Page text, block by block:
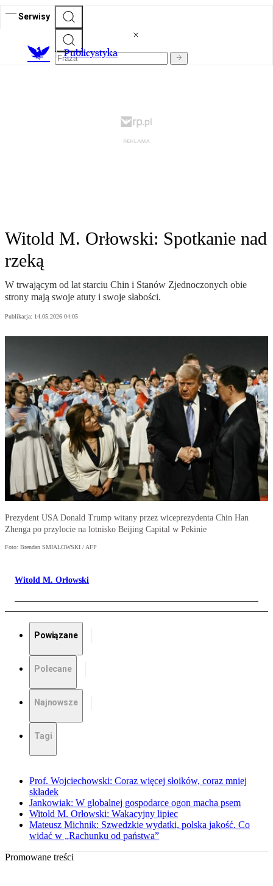
Serwisy
Publicystyka
Witold M. Orłowski: Spotkanie nad
rzeką
W trwającym od lat starciu Chin i Stanów Zjednoczonych obie
strony mają swoje atuty i swoje słabości.
Publikacja: 14.05.2026 04:05
Prezydent USA Donald Trump witany przez wiceprezydenta Chin Han
Zhenga po przylocie na lotnisko Beijing Capital w Pekinie
Foto: Brendan SMIALOWSKI / AFP
Witold M. Orłowski
Powiązane
Polecane
Najnowsze
Tagi
Prof. Wojciechowski: Coraz więcej słoików, coraz mniej
składek
Jankowiak: W globalnej gospodarce ogon macha psem
Witold M. Orłowski: Wakacyjny lipiec
Mateusz Michnik: Szwedzkie wydatki, polska jakość. Co
widać w „Rachunku od państwa”
Promowane treści